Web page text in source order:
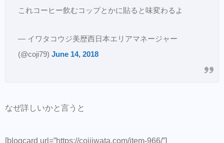
これコーヒー飲むコップとかに貼ると味変わるよ
— イワタコウジ美歴西日本エリアマネージャー
(@coji79) June 14, 2018
なぜ詳しいかと言うと
[blogcard url=”https://cojiiwata.com/item-966/”]